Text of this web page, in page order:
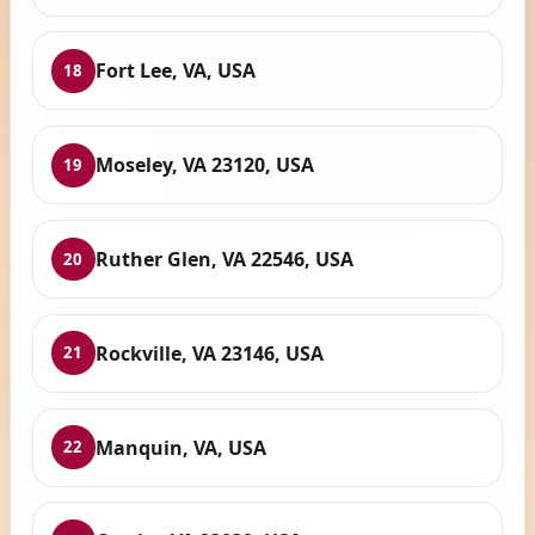
18 Fort Lee, VA, USA
19 Moseley, VA 23120, USA
20 Ruther Glen, VA 22546, USA
21 Rockville, VA 23146, USA
22 Manquin, VA, USA